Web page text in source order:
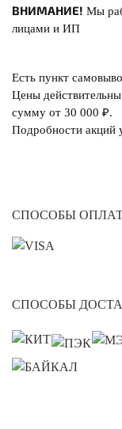
ВНИМАНИЕ! Мы
лицами и ИП
Есть пункт
Цены
сумму от 30 000 ₽.
Подробности акций
СПОСОБЫ
СПОСОБЫ